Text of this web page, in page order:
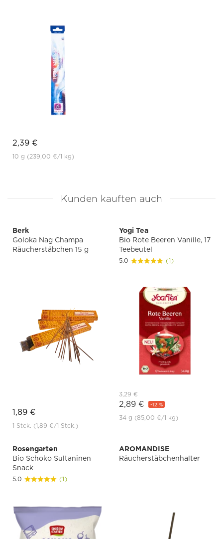
2,39 €
10 g (239,00 €/1 kg)
Kunden kauften auch
Berk
Goloka Nag Champa
Räucherstäbchen 15 g
1,89 €
1 Stck. (1,89 €/1 Stck.)
Yogi Tea
Bio Rote Beeren Vanille, 17
Teebeutel
5.0 (1)
3,29 €
2,89 € -12 %
34 g (85,00 €/1 kg)
Rosengarten
Bio Schoko Sultaninen
Snack
5.0 (1)
AROMANDISE
Räucherstäbchenhalter